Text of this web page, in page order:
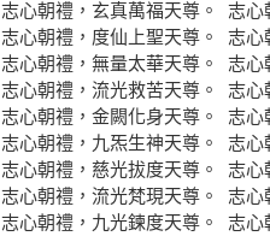
志心朝禮，玄真萬福天尊。 志
志心朝禮，度仙上聖天尊。 志
志心朝禮，無量太華天尊。 志
志心朝禮，流光救苦天尊。 志
志心朝禮，金闕化身天尊。 志
志心朝禮，九炁生神天尊。 志
志心朝禮，慈光拔度天尊。 志
志心朝禮，流光梵現天尊。 志
志心朝禮，九光鍊度天尊。 志